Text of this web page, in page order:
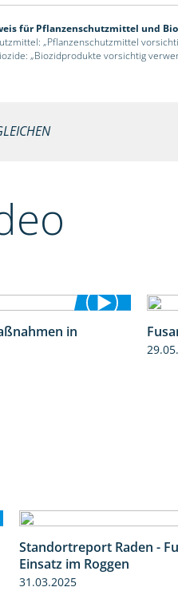
für Pflanzenschutzmittel und
„Pflanzenschutzmittel
„Biozidprodukte vorsichtig
in
Standortreport Raden -
Einsatz im Roggen
31.03.2025